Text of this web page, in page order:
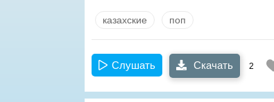
казахские поп
Слушать Скачать 2